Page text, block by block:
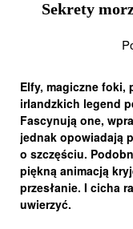
Sekrety
Elfy, magiczne foki,
irlandzkich legend
Fascynują one,
jednak opowiadają
o szczęściu.
piękną animacją
przesłanie. I cicha
uwierzyć.